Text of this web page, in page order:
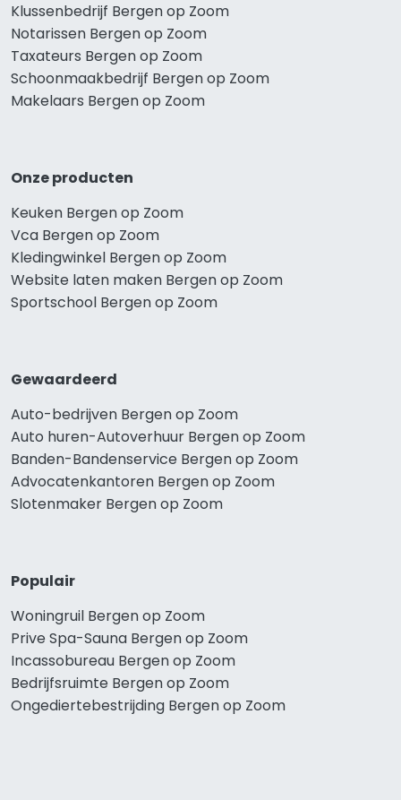
Klussenbedrijf Bergen op Zoom
Notarissen Bergen op Zoom
Taxateurs Bergen op Zoom
Schoonmaakbedrijf Bergen op Zoom
Makelaars Bergen op Zoom
Onze producten
Keuken Bergen op Zoom
Vca Bergen op Zoom
Kledingwinkel Bergen op Zoom
Website laten maken Bergen op Zoom
Sportschool Bergen op Zoom
Gewaardeerd
Auto-bedrijven Bergen op Zoom
Auto huren-Autoverhuur Bergen op Zoom
Banden-Bandenservice Bergen op Zoom
Advocatenkantoren Bergen op Zoom
Slotenmaker Bergen op Zoom
Populair
Woningruil Bergen op Zoom
Prive Spa-Sauna Bergen op Zoom
Incassobureau Bergen op Zoom
Bedrijfsruimte Bergen op Zoom
Ongediertebestrijding Bergen op Zoom